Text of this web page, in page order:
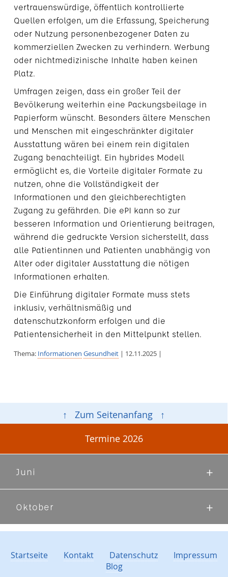
vertrauenswürdige, öffentlich kontrollierte
Quellen erfolgen, um die Erfassung, Speicherung
oder Nutzung personenbezogener Daten zu
kommerziellen Zwecken zu verhindern. Werbung
oder nichtmedizinische Inhalte haben keinen
Platz.
Umfragen zeigen, dass ein großer Teil der
Bevölkerung weiterhin eine Packungsbeilage in
Papierform wünscht. Besonders ältere Menschen
und Menschen mit eingeschränkter digitaler
Ausstattung wären bei einem rein digitalen
Zugang benachteiligt. Ein hybrides Modell
ermöglicht es, die Vorteile digitaler Formate zu
nutzen, ohne die Vollständigkeit der
Informationen und den gleichberechtigten
Zugang zu gefährden. Die ePI kann so zur
besseren Information und Orientierung beitragen,
während die gedruckte Version sicherstellt, dass
alle Patientinnen und Patienten unabhängig von
Alter oder digitaler Ausstattung die nötigen
Informationen erhalten.
Die Einführung digitaler Formate muss stets
inklusiv, verhältnismäßig und
datenschutzkonform erfolgen und die
Patientensicherheit in den Mittelpunkt stellen.
Thema: Informationen Gesundheit| 12.11.2025 |
↑ Zum Seitenanfang ↑
Termine 2026
Juni
Oktober
Startseite Kontakt Datenschutz
Impressum
Blog